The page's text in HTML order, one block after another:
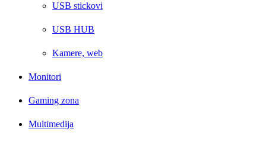
USB stickovi
USB HUB
Kamere, web
Monitori
Gaming zona
Multimedija